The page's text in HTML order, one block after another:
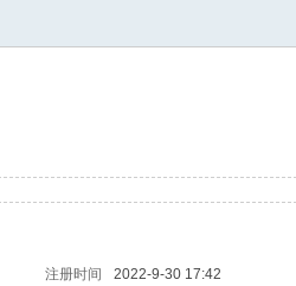
注册时间 2022-9-30 17:42